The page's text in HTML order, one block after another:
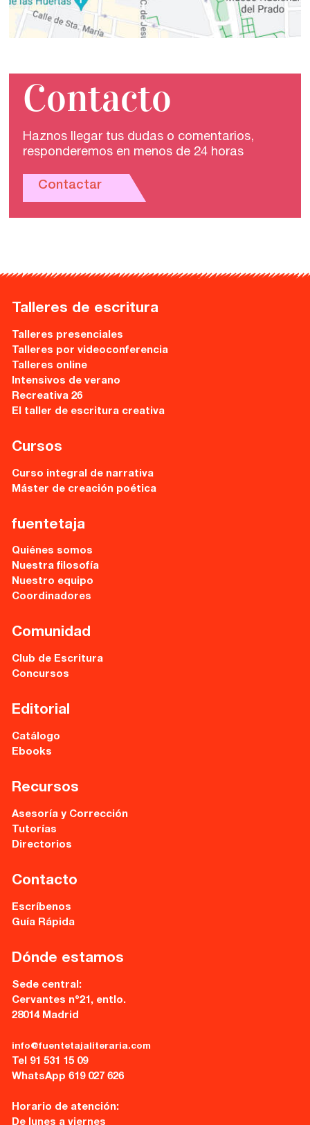
Contacto
Haznos llegar tus dudas o comentarios,
responderemos en menos de 24 horas
Contactar
Talleres de escritura
Talleres presenciales
Talleres por videoconferencia
Talleres online
Intensivos de verano
Recreativa 26
El taller de escritura creativa
Cursos
Curso integral de narrativa
Máster de creación poética
fuentetaja
Quiénes somos
Nuestra filosofía
Nuestro equipo
Coordinadores
Comunidad
Club de Escritura
Concursos
Editorial
Catálogo
Ebooks
Recursos
Asesoría y Corrección
Tutorías
Directorios
Contacto
Escríbenos
Guía Rápida
Dónde estamos
Sede central:
Cervantes nº21, entlo.
28014 Madrid
info@fuentetajaliteraria.com
Tel 91 531 15 09
WhatsApp 619 027 626
Horario de atención:
De lunes a viernes